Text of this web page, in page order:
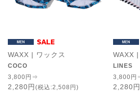
WAXX | ワックス
COCO
3,800円⇒
2,280円 (税込:2,508円)
WAXX
LINES
3,800円
2,280円